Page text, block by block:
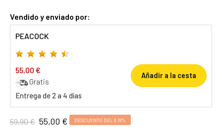
Vendido y enviado por:
PEACOCK
55,00 €
Gratis
Entrega de 2 a 4 días
Añadir a la cesta
59,90 € 55,00 € DESCUENTO DEL 8,18%